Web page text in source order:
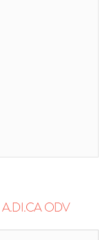
A.DI.CA ODV